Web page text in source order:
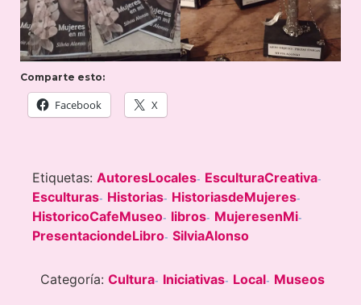
Comparte esto:
Facebook X
Etiquetas: AutoresLocales- EsculturaCreativa-
Esculturas- Historias- HistoriasdeMujeres-
HistoricoCafeMuseo- libros- MujeresenMi-
PresentaciondeLibro- SilviaAlonso
Categoría: Cultura- Iniciativas- Local- Museos